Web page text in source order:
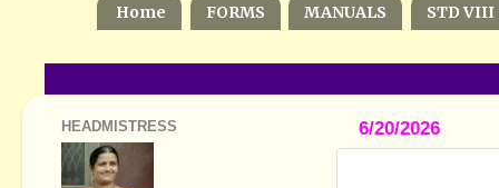
Home FORMS MANUALS STD VIII
6/20/2026
HEADMISTRESS